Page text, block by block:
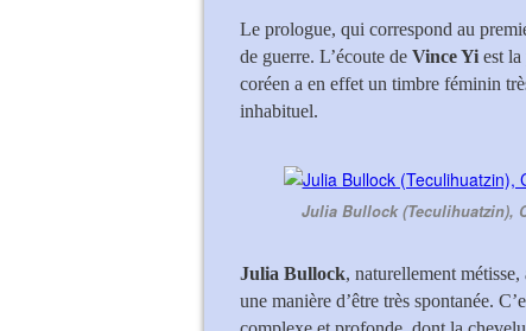
Le prologue, qui correspond au
de guerre. L’écoute de Vince Yi est
coréen a en effet un timbre féminin
inhabituel.
Julia Bullock (Teculihuatzin),
Julia Bullock, naturellement
une manière d’être très spontanée.